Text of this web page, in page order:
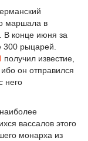
маршала в
В конце июня за
300 рыцарей.
получил известие,
он отправился
него
вассалов этого
монарха из